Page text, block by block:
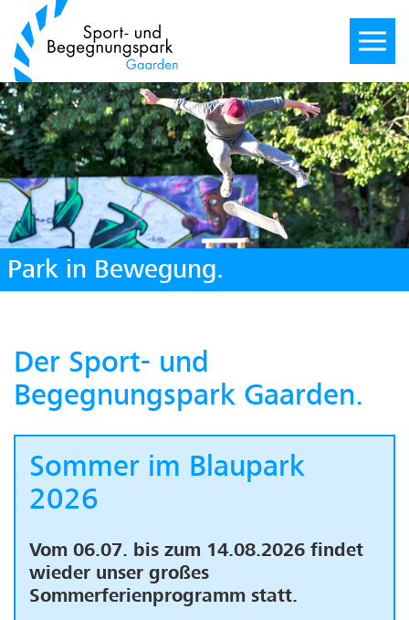
Park in Bewegung.
Der Sport- und
Begegnungspark Gaarden.
Sommer im Blaupark
2026
Vom 06.07. bis zum 14.08.2026 findet
wieder unser großes
Sommerferienprogramm statt.